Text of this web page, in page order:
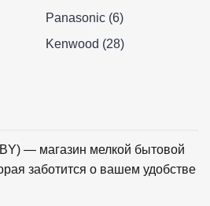
Panasonic (6)
Kenwood (28)
— магазин мелкой бытовой
заботится о вашем удобстве